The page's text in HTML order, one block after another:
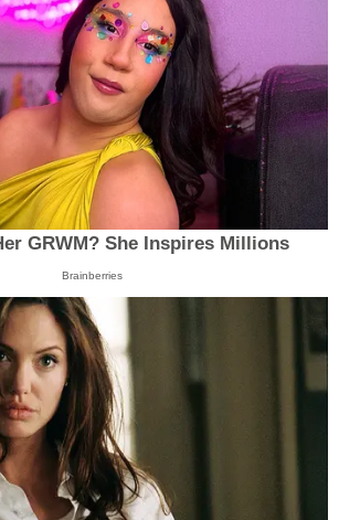
GRWM? She Inspires Millions
Brainberries